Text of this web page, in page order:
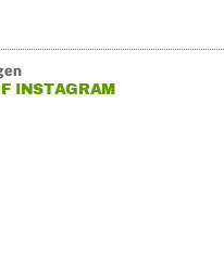
INSTAGRAM